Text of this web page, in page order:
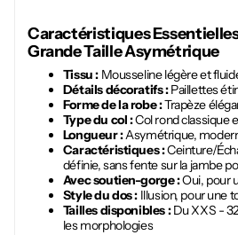
Caractéristiques
Grande Taille Asymétrique
Tissu :Mousseline légère et
Détails décoratifs :Paillettes
Forme de la robe :Trapèze
Type du col :Col rond classique
Longueur :Asymétrique,
Caractéristiques :Ceinture/
définie, sans fente sur la jambe
Avec soutien-gorge :Oui, pour
Style du dos : Illusion, pour une
Tailles disponibles :Du XXS -
les morphologies